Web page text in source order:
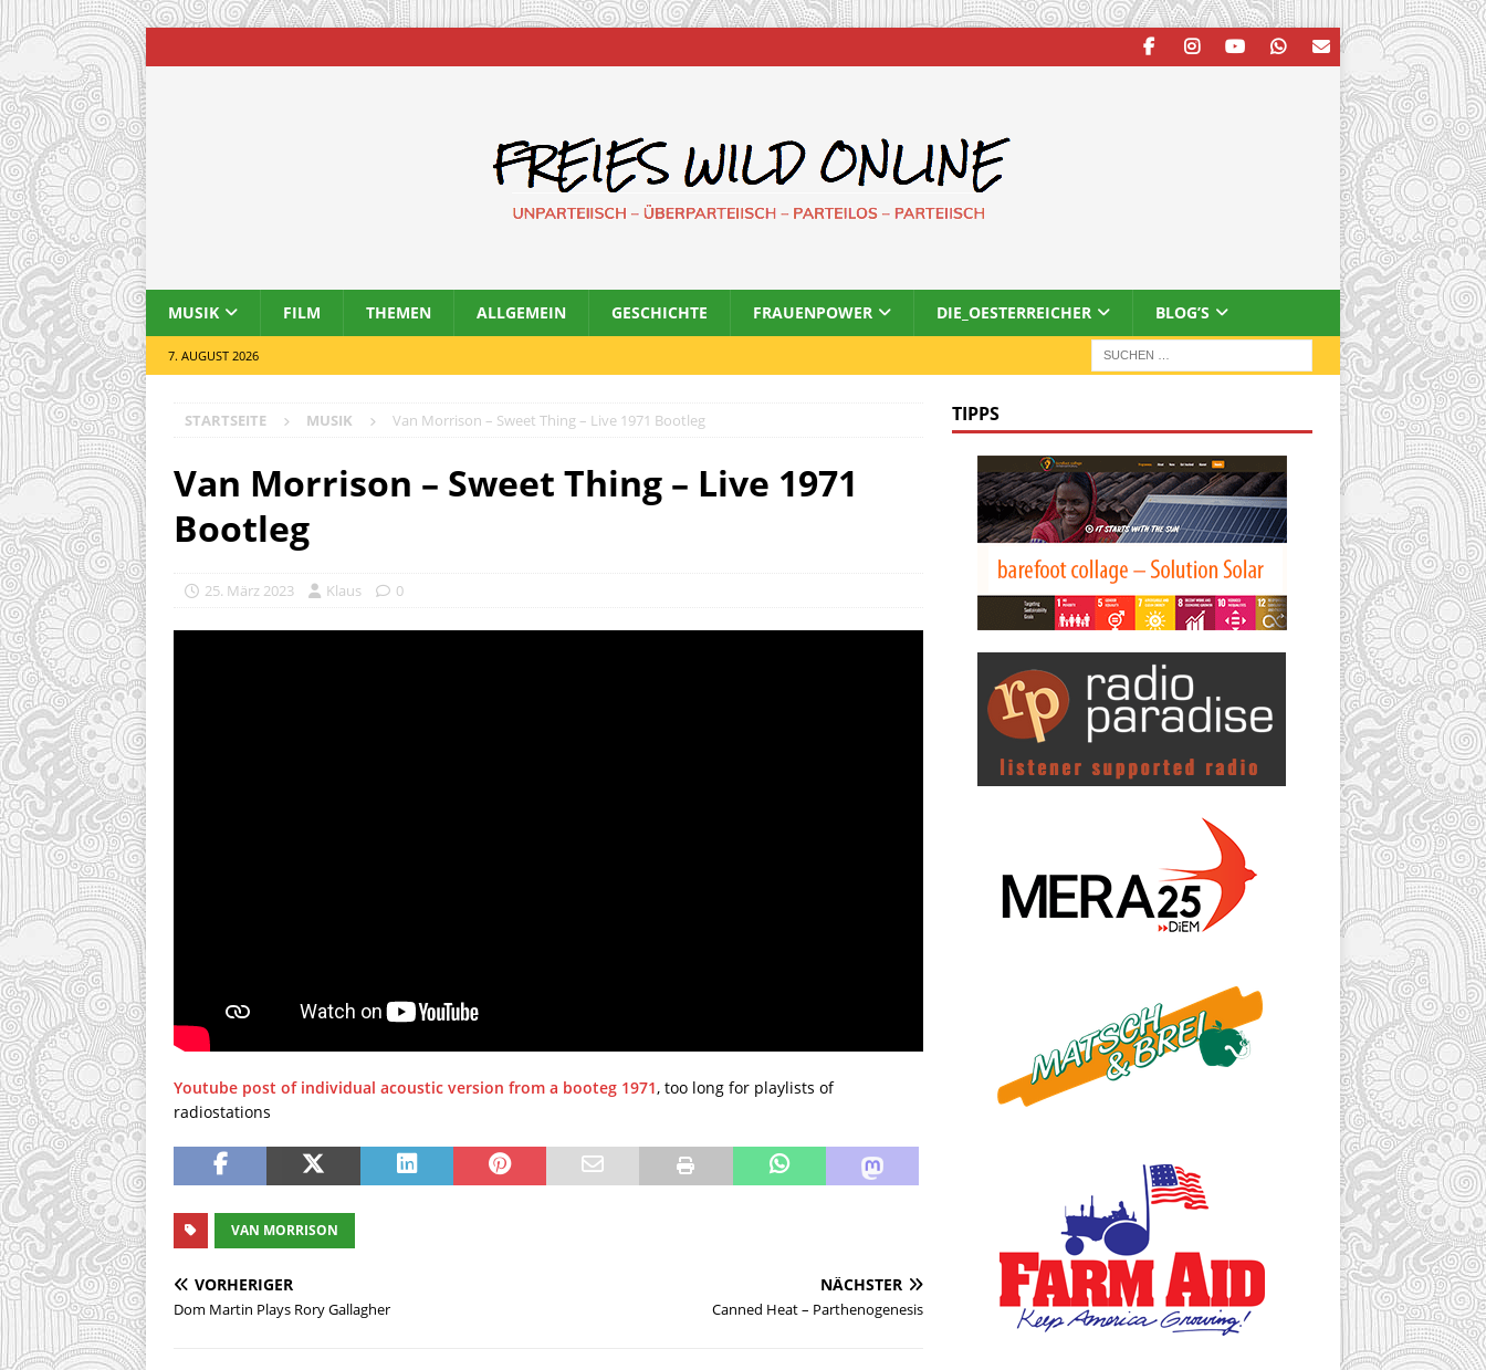
MUSIK FILM THEMEN ALLGEMEIN GESCHICHTE FRAUENPOWER DIE_OESTERREICHER BLOG’S
7. AUGUST 2026
STARTSEITE MUSIK Van Morrison – Sweet Thing – Live 1971 Bootleg
Van Morrison – Sweet Thing – Live 1971
Bootleg
25. März 2023 Klaus 0
Youtube post of individual acoustic version from a booteg 1971, too long for playlists of
radiostations
VAN MORRISON
VORHERIGER
Dom Martin Plays Rory Gallagher
NÄCHSTER
Canned Heat – Parthenogenesis
TIPPS